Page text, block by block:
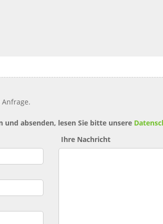
und absenden, lesen Sie bitte unsere
Ihre Nachricht